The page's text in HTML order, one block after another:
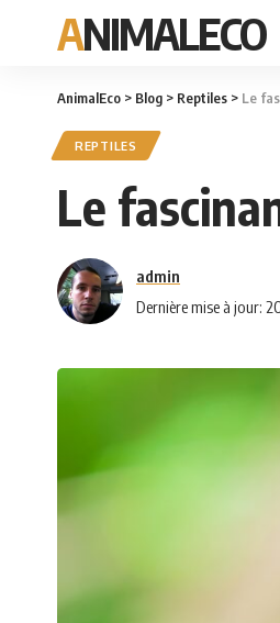
ANIMALECO
AnimalEco > Blog > Reptiles > Le
REPTILES
Le
admin
Dernière mise à jour: